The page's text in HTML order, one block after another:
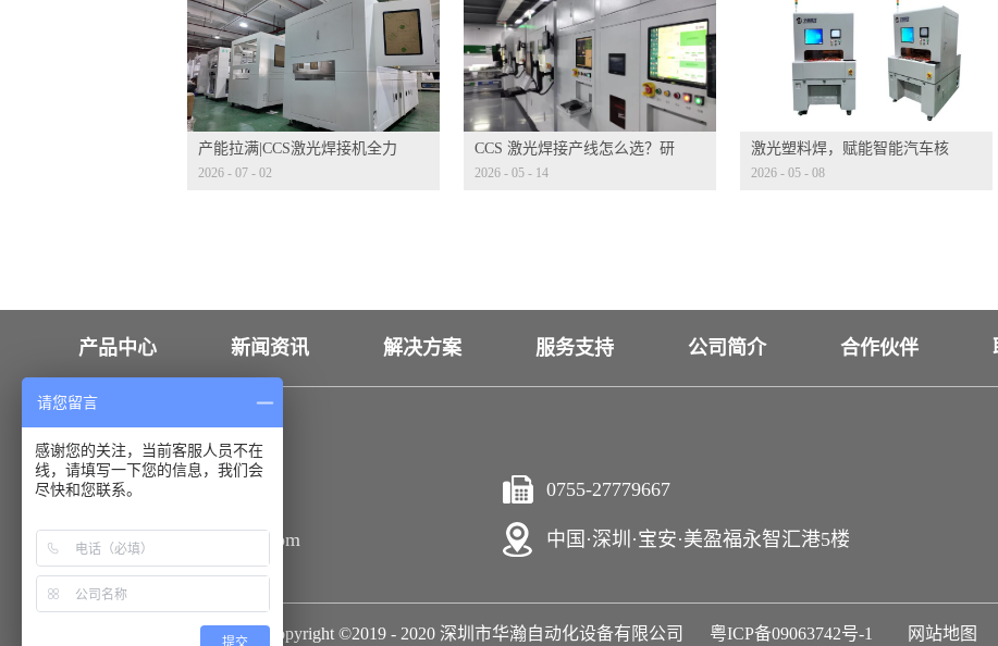
产能拉满|CCS激光焊接机全力
2026 - 07 - 02
CCS 激光焊接产线怎么选？研
2026 - 05 - 14
激光塑料焊，赋能智能汽车核
2026 - 05 - 08
产品中心 新闻资讯 解决方案 服务支持 公司简介 合作伙伴
联系我们
18926550173 0755-27779667
sale@huahanauto.com 中国·深圳·宝安·美盈福永智汇港5楼
Copyright ©2019 - 2020 深圳市华瀚自动化设备有限公司 粤ICP备09063742号-1 网站地图
请您留言
感谢您的关注，当前客服人员不在
线，请填写一下您的信息，我们会
尽快和您联系。
提交